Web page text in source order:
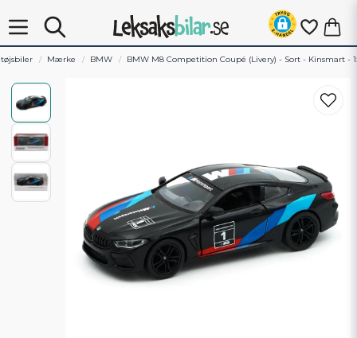
Mærke BMW BMW M8 Competition Coupé (Livery) - Sort - Kinsmart -